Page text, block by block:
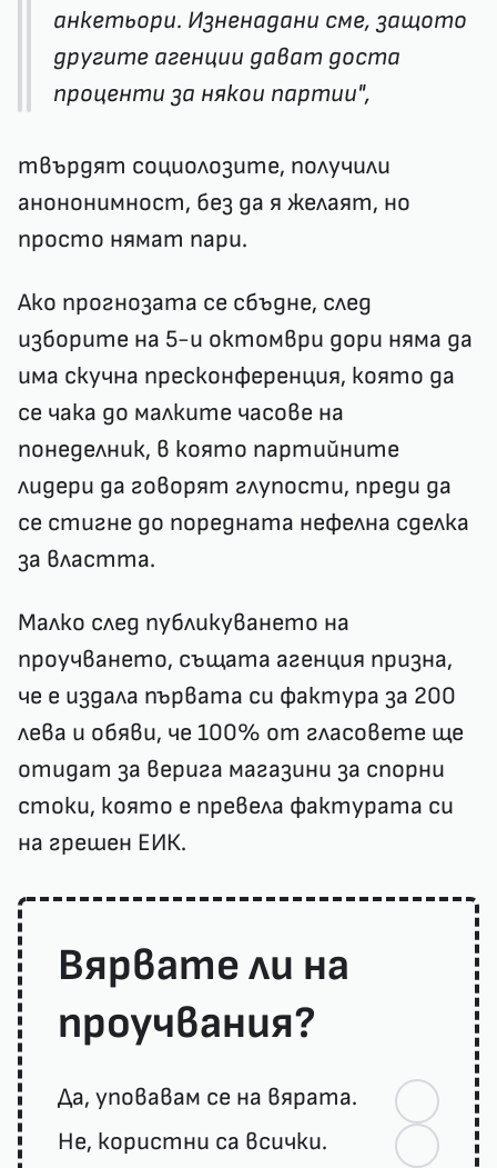
анкетьори. Изненадани сме, защото
другите агенции дават доста
проценти за някои партии",
твърдят социолозите, получили
анононимност, без да я желаят, но
просто нямат пари.
Ако прогнозата се сбъдне, след
изборите на 5-и октомври дори няма да
има скучна пресконференция, която да
се чака до малките часове на
понеделник, в която партийните
лидери да говорят глупости, преди да
се стигне до поредната нефелна сделка
за властта.
Малко след публикуването на
проучването, същата агенция призна,
че е издала първата си фактура за 200
лева и обяви, че 100% от гласовете ще
отидат за верига магазини за спорни
стоки, която е превела фактурата си
на грешен ЕИК.
Вярвате ли на
проучвания?
Да, уповавам се на вярата.
Не, користни са всички.